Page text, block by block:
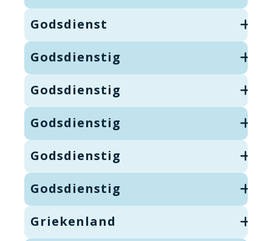
Godsdienst
Godsdienstig
Godsdienstig
Godsdienstig
Godsdienstig
Godsdienstig
Griekenland